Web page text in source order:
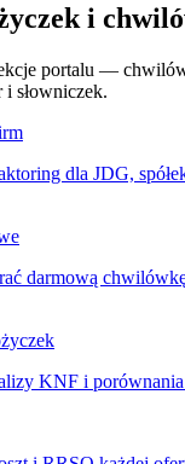
i
portalu —
słowniczek.
dla JDG,
darmową
KNF i